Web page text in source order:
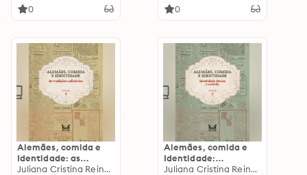
0 0
Alemães, comida e
Identidade: as
tradições culinárias:Juliana Cristina Reinhardt
Alemães, comida e
Identidade:
Identidade étnica eJuliana Cristina Reinhardt